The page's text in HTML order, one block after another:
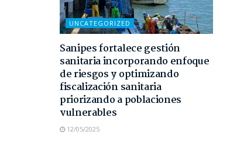
UNCATEGORIZED
Sanipes fortalece gestión
sanitaria incorporando enfoque
de riesgos y optimizando
fiscalización sanitaria
priorizando a poblaciones
vulnerables
12/05/2025